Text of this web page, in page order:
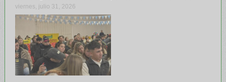
viernes, julio 31, 2026